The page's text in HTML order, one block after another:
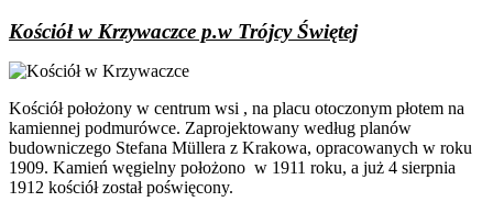
Kościół w Krzywaczce p.w Trójcy Świętej
Kościół położony w centrum wsi , na placu otoczonym płotem na
kamiennej podmurówce. Zaprojektowany według planów
budowniczego Stefana Müllera z Krakowa, opracowanych w roku
1909. Kamień węgielny położono w 1911 roku, a już 4 sierpnia
1912 kościół został poświęcony.